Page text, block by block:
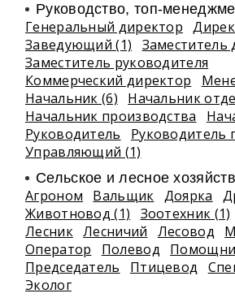
Руководство, топ-
Генеральный директор
Заведующий (1)
Заместитель
Заместитель руководителя
Коммерческий директор
Начальник (6)
Начальник
Начальник производства
Руководитель
Руководитель
Управляющий (1)
Сельское и лесное
Агроном Вальщик Доярка
Животновод (1)
Зоотехник (1)
Лесник Лесничий Лесовод
Оператор
Полевод
Председатель
Птицевод
Эколог